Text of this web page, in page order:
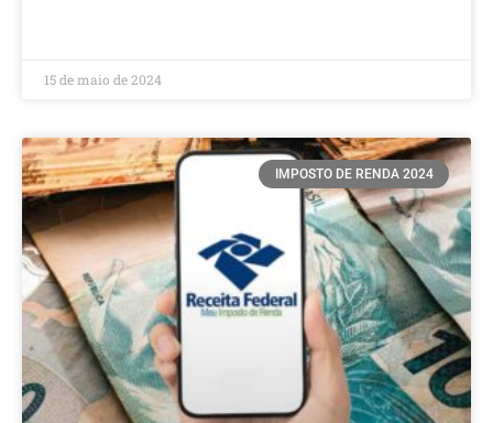
15 de maio de 2024
IMPOSTO DE RENDA 2024